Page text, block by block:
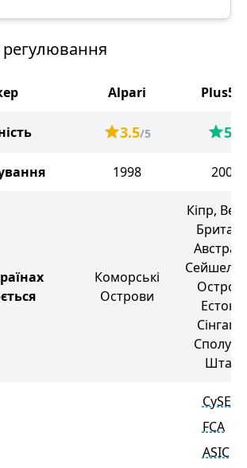
регулювання
Alpari
3.5/5 5
1998 2008
Коморські
Острови
Кіпр,
Штати
CySEC
FCA
ASIC